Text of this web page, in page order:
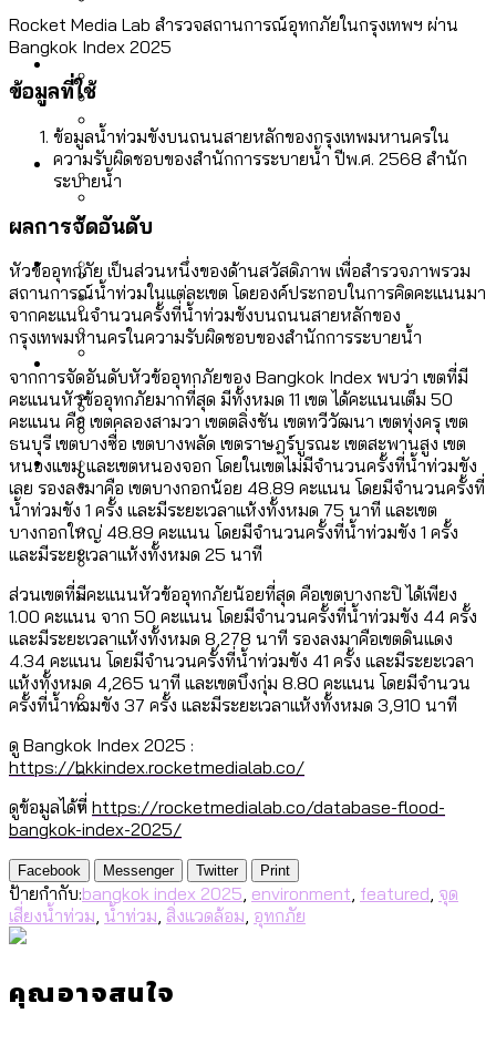
เมื่อแยกท่องเที่ยวออกจากกีฬา กระทรวง
ใหม่จะมีงบฯ ประมาณเท่าไร
สมุดจดการบ้าน ส.ก. 2569 : แต่ละเขตมี
ปัญหาอะไรที่ ส.ก. ต้องทำการบ้าน
Vote62 ขอบคุณประชาชนที่ร่วม
สังเกตการณ์การเลือกตั้งชวนคุยกันถึงบท
เรียนที่เราได้รับจากเลือกตั้ง กรุงเทพฯ –
พัทยา
กทม. มีอำนาจแค่ไหน ในการแก้ปัญหาให้คน
ที่อาศัยอยู่ในกรุงเทพฯ
ลัดวงจรมากที่สุด
สวนสาธารณะและพื้นที่สีเขียวใน กทม. เพิ่ม
ขึ้นและเข้าถึงได้มากน้อยแค่ไหน
ขยะมูลฝอย 2568 [ข้อมูลดิบ]
ขยะของคน กทม. ที่ยังถูกนำไปทิ้งที่
ฉะเชิงเทรา นครปฐม และล่าสุดที่กาญจนบุรี
งบระบายน้ำ-ป้องกันน้ำท่วม 4 ปี (2566-
2569) ของ กทม. ในยุคชัชชาติ ลงเขตไหน
ทำอะไรบ้าง
โลกใบเดียว สิทธิไม่เท่ากัน: กฎหมายการ
ประเทศไหนทำได้บ้าง?
สำรวจ Hate Speech ที่ถูกผลิตซ้ำผ่าน
วิดีโอ AI ในช่วงความขัดแย้งไทย-กัมพูชา
[ข้อมูลดิบ]
ความเกลียดชังที่ขายได้ : สำรวจ Hate
Speech ที่ถูกผลิตซ้ำผ่านวิดีโอ AI ในช่วง
ความขัดแย้งไทย-กัมพูชา
กรุงเทพฯ เมืองคอนเสิร์ต : สำรวจ
คอนเสิร์ตและแฟนมีตติ้งในไทยจำนวน 526
งาน ตั้งแต่ปี 2023-2024
ปีนกำแพงส่องซีรีส์จีน: จีนส่งออกภาพ
ลักษณ์แบบไหนสู่สายตาโลก
Economy
เมกะโปรเจ็กต์ของ กทม. ในช่วงที่มีการใช้
งบคาบเกี่ยวในยุคชัชชาติ มีอะไร ใช้งบแค่
ไหน
ค่าฝุ่นในกรุงเทพฯ 2025 เทียบกับจำนวน
ควันบุหรี่ที่เข้าปอด [ข้อมูลดิบ]
สำรวจเศรษฐกิจในกรุงเทพฯ ผ่าน
Bangkok Index 2025
สำรวจงบประมาณรายเขตในกรุงเทพฯ
ผ่าน Bangkok Index 2025
สำรวจรายได้จากการจัดเก็บภาษีใน
กรุงเทพฯ ผ่าน Bangkok Index 2025
Future
สังคมผู้สูงอายุไทย [ข้อมูลดิบ]
สำรวจสังคมผู้สูงอายุไทย : 6 จังหวัดเป็น
สังคมสูงวัยระดับสุดยอด และ 64 จังหวัดที่
ตายมากกว่าเกิด
กรุงเทพฯ เมืองสังคมผู้สูงอายุ [ข้อมูลดิบ]
กรุงเทพฯ เมืองสังคมผู้สูงอายุ : 36 เขตมี
คนตายมากกว่าคนเกิด 18 เขตเป็นสังคมผู้
สูงอายุระดับสุดยอด
Bangkok Index 2025 : อันดับความน่าอยู่
ของ 50 เขตในกรุงเทพฯ
Database
สังคมผู้สูงอายุไทย [ข้อมูลดิบ]
สำรวจเหตุไฟไหม้ในกรุงเทพฯ 2568
[ข้อมูลดิบ]
คำนำหน้านามและกฎหมายสมรสเท่าเทียม
[ข้อมูลดิบ]
กรุงเทพฯ เมืองสังคมผู้สูงอายุ [ข้อมูลดิบ]
สวนสาธารณะและพื้นที่สีเขียวใน กทม.
[ข้อมูลดิบ]
Project
Bangkok Index
Bangkok Index 2022
DEMO Thailand
About Us
Rocket Media Lab สำรวจสถานการณ์อุทกภัยในกรุงเทพฯ ผ่าน
Bangkok Index 2025
ข้อมูลที่ใช้
ข้อมูลน้ำท่วมขังบนถนนสายหลักของกรุงเทพมหานครใน
ความรับผิดชอบของสำนักการระบายน้ำ ปีพ.ศ. 2568 สำนัก
ระบายน้ำ
ผลการจัดอันดับ
หัวข้ออุทกภัย เป็นส่วนหนึ่งของด้านสวัสดิภาพ เพื่อสำรวจภาพรวม
สถานการณ์น้ำท่วมในแต่ละเขต โดยองค์ประกอบในการคิดคะแนนมา
จากคะแนนจำนวนครั้งที่น้ำท่วมขังบนถนนสายหลักของ
กรุงเทพมหานครในความรับผิดชอบของสำนักการระบายน้ำ
จากการจัดอันดับหัวข้ออุทกภัยของ Bangkok Index พบว่า เขตที่มี
คะแนนหัวข้ออุทกภัยมากที่สุด มีทั้งหมด 11 เขต ได้คะแนนเต็ม 50
คะแนน คือ เขตคลองสามวา เขตตลิ่งชัน เขตทวีวัฒนา เขตทุ่งครุ เขต
ธนบุรี เขตบางซื่อ เขตบางพลัด เขตราษฎร์บูรณะ เขตสะพานสูง เขต
หนองแขม และเขตหนองจอก โดยในเขตไม่มีจำนวนครั้งที่น้ำท่วมขัง
เลย รองลงมาคือ เขตบางกอกน้อย 48.89 คะแนน โดยมีจำนวนครั้งที่
น้ำท่วมขัง 1 ครั้ง และมีระยะเวลาแห้งทั้งหมด 75 นาที และเขต
บางกอกใหญ่ 48.89 คะแนน โดยมีจำนวนครั้งที่น้ำท่วมขัง 1 ครั้ง
และมีระยะเวลาแห้งทั้งหมด 25 นาที
ส่วนเขตที่มีคะแนนหัวข้ออุทกภัยน้อยที่สุด คือเขตบางกะปิ ได้เพียง
1.00 คะแนน จาก 50 คะแนน โดยมีจำนวนครั้งที่น้ำท่วมขัง 44 ครั้ง
และมีระยะเวลาแห้งทั้งหมด 8,278 นาที รองลงมาคือเขตดินแดง
4.34 คะแนน โดยมีจำนวนครั้งที่น้ำท่วมขัง 41 ครั้ง และมีระยะเวลา
แห้งทั้งหมด 4,265 นาที และเขตบึงกุ่ม 8.80 คะแนน โดยมีจำนวน
ครั้งที่น้ำท่วมขัง 37 ครั้ง และมีระยะเวลาแห้งทั้งหมด 3,910 นาที
ดู Bangkok Index 2025 :
https://bkkindex.rocketmedialab.co/
ดูข้อมูลได้ที่ https://rocketmedialab.co/database-flood-
bangkok-index-2025/
Facebook Messenger Twitter Print
ป้ายกำกับ:bangkok index 2025, environment, featured, จุด
เสี่ยงน้ำท่วม, น้ำท่วม, สิ่งแวดล้อม, อุทกภัย
คุณอาจสนใจ